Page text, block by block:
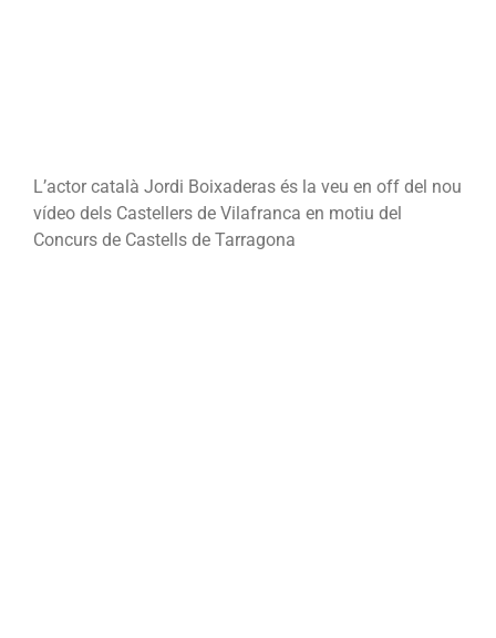
L’actor català Jordi Boixaderas és la veu en off del nou
vídeo dels Castellers de Vilafranca en motiu del
Concurs de Castells de Tarragona